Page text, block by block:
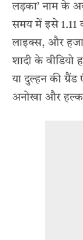
लड़का’ नाम के
समय में इसे 1.11
लाइक्स, और
शादी के वीडियो
या दुल्हन की
अनोखा और